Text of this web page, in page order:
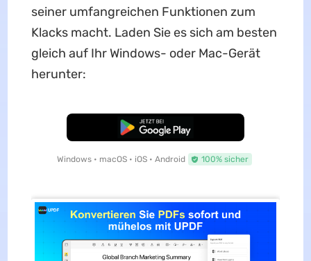
seiner umfangreichen Funktionen zum
Klacks macht. Laden Sie es sich am besten
gleich auf Ihr Windows- oder Mac-Gerät
herunter:
Kostenloser Download
Windows • macOS • iOS • Android 100% sicher